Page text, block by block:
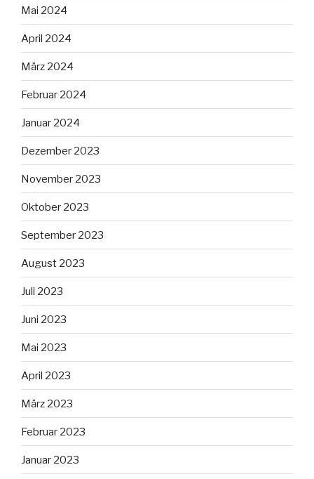
Mai 2024
April 2024
März 2024
Februar 2024
Januar 2024
Dezember 2023
November 2023
Oktober 2023
September 2023
August 2023
Juli 2023
Juni 2023
Mai 2023
April 2023
März 2023
Februar 2023
Januar 2023